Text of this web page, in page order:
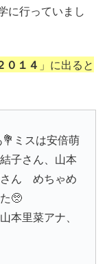
に行っていまし
０１４ 」に出ると
ミスは安倍萌
子さん、山本
さん めちゃめ
🥺
本里菜アナ、